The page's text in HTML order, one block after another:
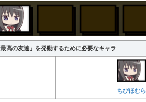
最高の友達」を発動するために必要なキャラ
ちびほむら